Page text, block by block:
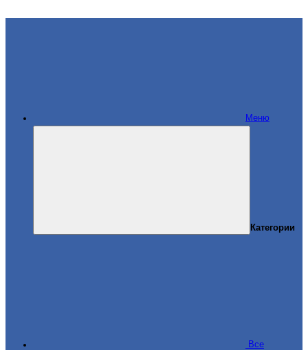
Меню
Категории
Все